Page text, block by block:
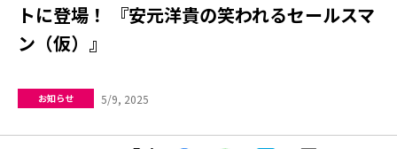
トに登場！ 『安元洋貴の笑われるセールスマ
ン（仮）』
お知らせ 5/9, 2025